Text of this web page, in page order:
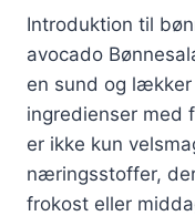
Introduktion til
avocado
en sund og
ingredienser med
er ikke kun
næringsstoffer,
frokost eller